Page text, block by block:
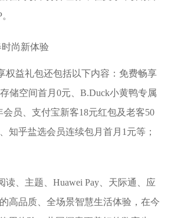
权益礼包还包括以下内容：免费畅享
储空间首月0元、B.Duck小黄鸭专属
员、支付宝新客18元红包及老客50
知乎盐选会员连续包月首月1元等；
、主题、Huawei Pay、天际通、应
高品质、全场景智慧生活体验，在今